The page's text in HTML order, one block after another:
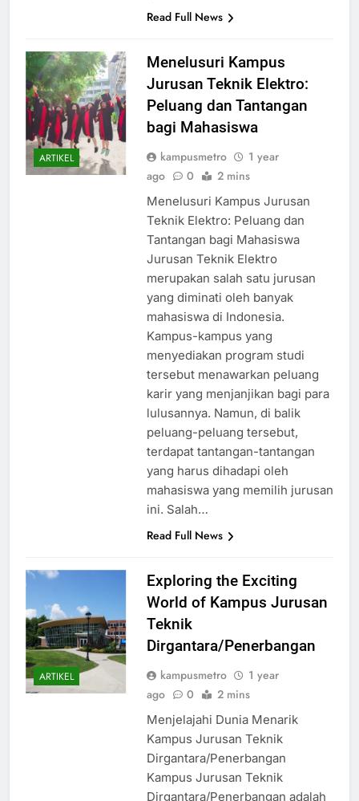
Read Full News
ARTIKEL
Menelusuri Kampus
Jurusan Teknik Elektro:
Peluang dan Tantangan
bagi Mahasiswa
kampusmetro
1 year
ago
0 2 mins
Menelusuri Kampus Jurusan
Teknik Elektro: Peluang dan
Tantangan bagi Mahasiswa
Jurusan Teknik Elektro
merupakan salah satu jurusan
yang diminati oleh banyak
mahasiswa di Indonesia.
Kampus-kampus yang
menyediakan program studi
tersebut menawarkan peluang
karir yang menjanjikan bagi para
lulusannya. Namun, di balik
peluang-peluang tersebut,
terdapat tantangan-tantangan
yang harus dihadapi oleh
mahasiswa yang memilih jurusan
ini. Salah…
Read Full News
ARTIKEL
Exploring the Exciting
World of Kampus Jurusan
Teknik
Dirgantara/Penerbangan
kampusmetro
1 year
ago
0 2 mins
Menjelajahi Dunia Menarik
Kampus Jurusan Teknik
Dirgantara/Penerbangan
Kampus Jurusan Teknik
Dirgantara/Penerbangan adalah